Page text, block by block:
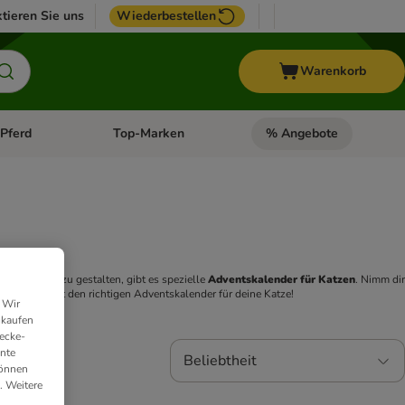
Sie uns Wiederbestellen
Warenkorb
Fisch Menü öffnen: Vogel
Pferd Kategorie-Menü öffnen: Pferd
Top-Marken Kategorie-Menü öffnen:
% Angebote
besonders zu gestalten, gibt es spezielle Adventskalender für Katzen. Nimm dir
Finde jetzt den richtigen Adventskalender für deine Katze!
Beliebtheit
Wir
Weitere